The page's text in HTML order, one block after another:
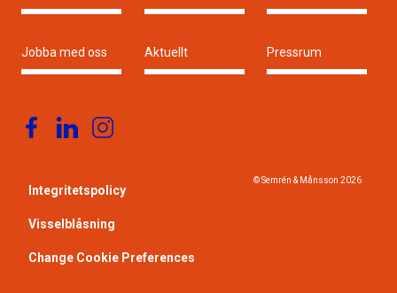
Jobba med oss Aktuellt Pressrum
Integritetspolicy
Visselblåsning
Change Cookie Preferences
© Semrén & Månsson 2026